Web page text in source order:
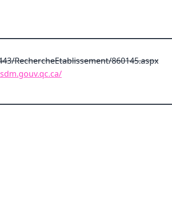
RechercheEtablissement/860145.aspx